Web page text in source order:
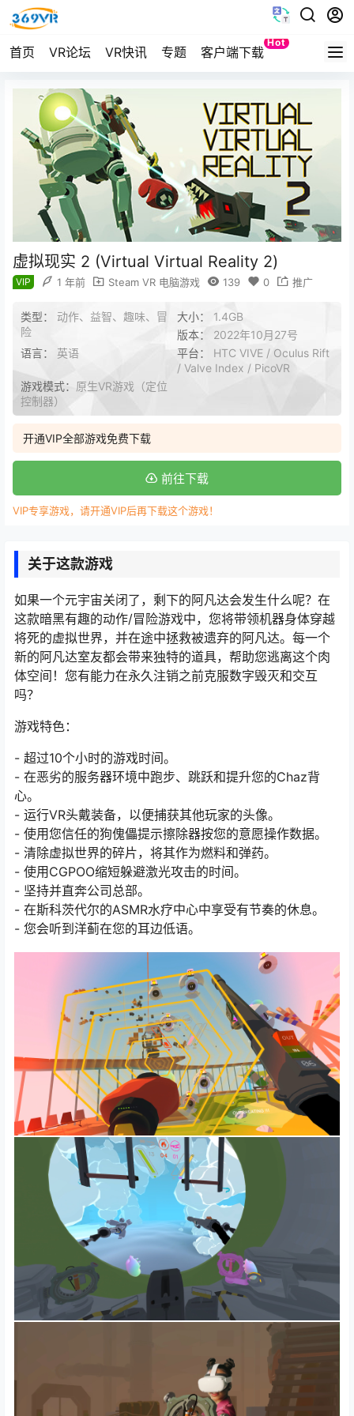
首页 VR论坛 VR快讯 专题 客户端下载
Hot
Quest
虚拟现实 2 (Virtual Virtual Reality 2)
VIP 1 年前 Steam VR 电脑游戏 139 0 推广
类型： 动作、益智、趣味、冒
险
大小： 1.4GB
版本： 2022年10月27号
语言： 英语 平台： HTC VIVE / Oculus Rift
/ Valve Index / PicoVR
游戏模式： 原生VR游戏（定位
控制器）
开通VIP全部游戏免费下载
前往下载
VIP专享游戏，请开通VIP后再下载这个游戏！
关于这款游戏
如果一个元宇宙关闭了，剩下的阿凡达会发生什么呢？在
这款暗黑有趣的动作/冒险游戏中，您将带领机器身体穿越
将死的虚拟世界，并在途中拯救被遗弃的阿凡达。每一个
新的阿凡达室友都会带来独特的道具，帮助您逃离这个肉
体空间！您有能力在永久注销之前克服数字毁灭和交互
吗？
游戏特色：
- 超过10个小时的游戏时间。
- 在恶劣的服务器环境中跑步、跳跃和提升您的Chaz背
心。
- 运行VR头戴装备，以便捕获其他玩家的头像。
- 使用您信任的狗傀儡提示擦除器按您的意愿操作数据。
- 清除虚拟世界的碎片，将其作为燃料和弹药。
- 使用CGPOO缩短躲避激光攻击的时间。
- 坚持并直奔公司总部。
- 在斯科茨代尔的ASMR水疗中心中享受有节奏的休息。
- 您会听到洋蓟在您的耳边低语。